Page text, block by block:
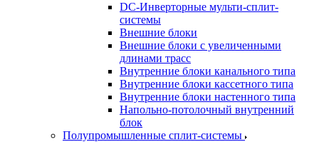
DC-Инверторные мульти-сплит-
системы
Внешние блоки
Внешние блоки с увеличенными
длинами трасс
Внутренние блоки канального типа
Внутренние блоки кассетного типа
Внутренние блоки настенного типа
Напольно-потолочный внутренний
блок
Полупромышленные сплит-системы